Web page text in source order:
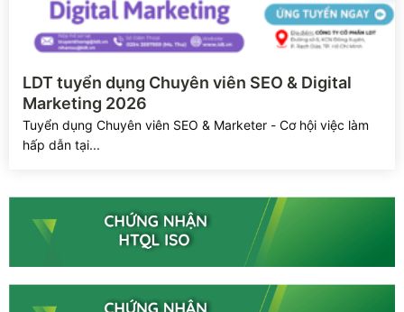
Xem chi tiết
LDT tuyển dụng Chuyên viên SEO & Digital
Marketing 2026
Tuyển dụng Chuyên viên SEO & Marketer - Cơ hội việc làm
hấp dẫn tại...